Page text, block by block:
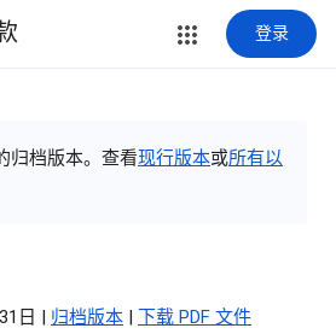
登录
归档版本。查看现行版本或所有以
日 | 归档版本 | 下载 PDF 文件